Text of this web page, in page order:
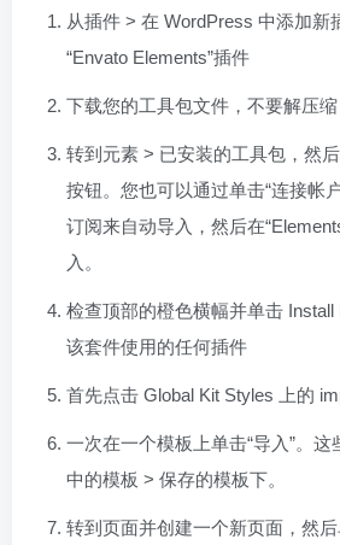
从插件 > 在 WordPress 中添加新
“Envato Elements”插件
下载您的工具包文件，不要解压缩
转到元素 > 已安装的工具包，然
按钮。您也可以通过单击“连接帐
订阅来自动导入，然后在
入。
检查顶部的橙色横幅并单击 Install
该套件使用的任何插件
首先点击 Global Kit Styles 上的
一次在一个模板上单击“导入”。
中的模板 > 保存的模板下。
转到页面并创建一个新页面，然